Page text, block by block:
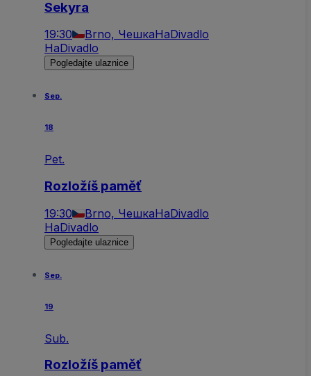
Sekyra
19:30 Brno, ЧешкаHaDivadlo
HaDivadlo
Pogledajte ulaznice
Sep.
18
Pet.
Rozložíš paměť
19:30 Brno, ЧешкаHaDivadlo
HaDivadlo
Pogledajte ulaznice
Sep.
19
Sub.
Rozložíš paměť